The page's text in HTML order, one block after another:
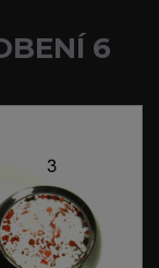
6